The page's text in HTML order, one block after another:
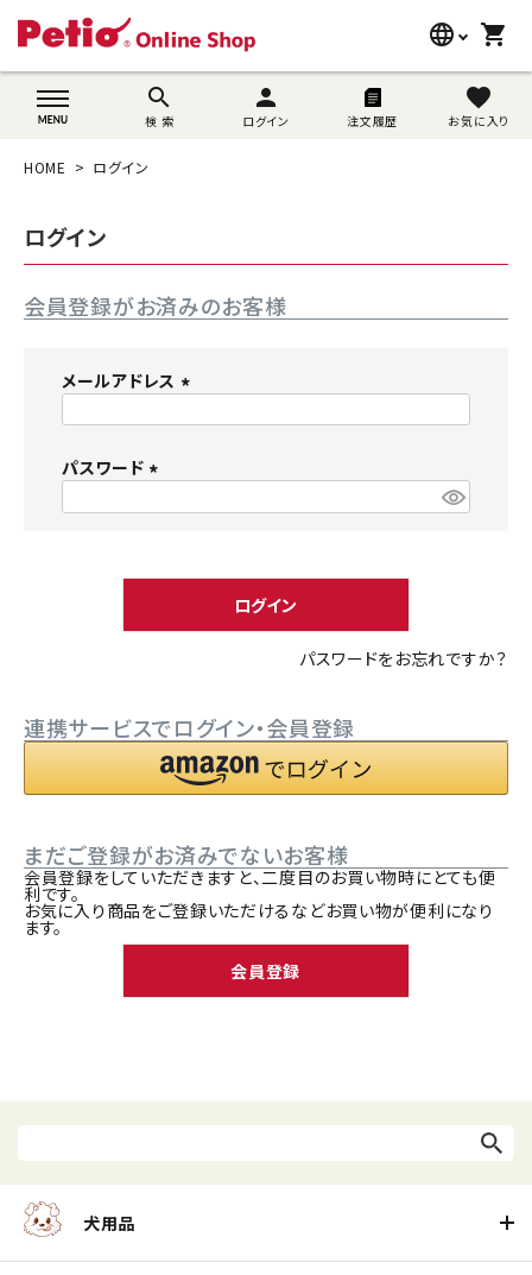
language
wovn-lang-name
shopping_cart
search
検 索
person
ログイン 注文履歴
favorite
お気に入り
search
うさぎ用品
ブランド別に探す
目的別に探す
SNS
ようこそ ゲスト 様
person 新規会員登録
HOME ログイン
ログイン
会員登録がお済みのお客様
メールアドレス
パスワード
)
ログイン
パスワードをお忘れですか？
連携サービスでログイン・会員登録
まだご登録がお済みでないお客様
会員登録をしていただきますと、二度目のお買い物時にとても便
利です。
お気に入り商品をご登録いただけるなどお買い物が便利になり
ます。
会員登録
犬用品